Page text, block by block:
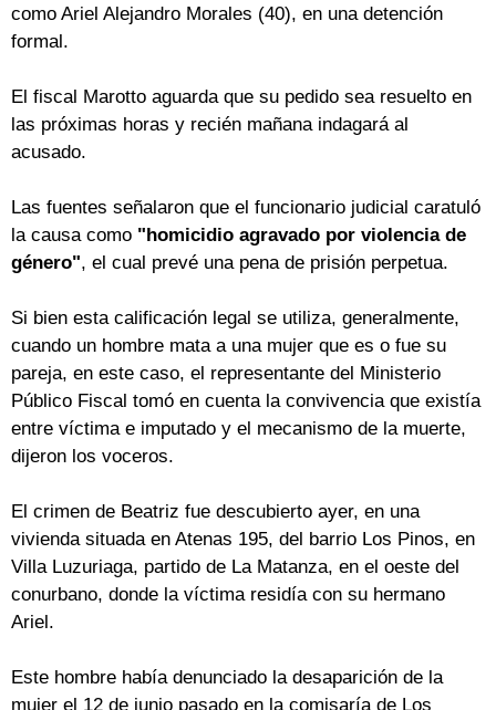
como Ariel Alejandro Morales (40), en una detención
formal.
El fiscal Marotto aguarda que su pedido sea resuelto en
las próximas horas y recién mañana indagará al
acusado.
Las fuentes señalaron que el funcionario judicial caratuló
la causa como "homicidio agravado por violencia de
género", el cual prevé una pena de prisión perpetua.
Si bien esta calificación legal se utiliza, generalmente,
cuando un hombre mata a una mujer que es o fue su
pareja, en este caso, el representante del Ministerio
Público Fiscal tomó en cuenta la convivencia que existía
entre víctima e imputado y el mecanismo de la muerte,
dijeron los voceros.
El crimen de Beatriz fue descubierto ayer, en una
vivienda situada en Atenas 195, del barrio Los Pinos, en
Villa Luzuriaga, partido de La Matanza, en el oeste del
conurbano, donde la víctima residía con su hermano
Ariel.
Este hombre había denunciado la desaparición de la
mujer el 12 de junio pasado en la comisaría de Los